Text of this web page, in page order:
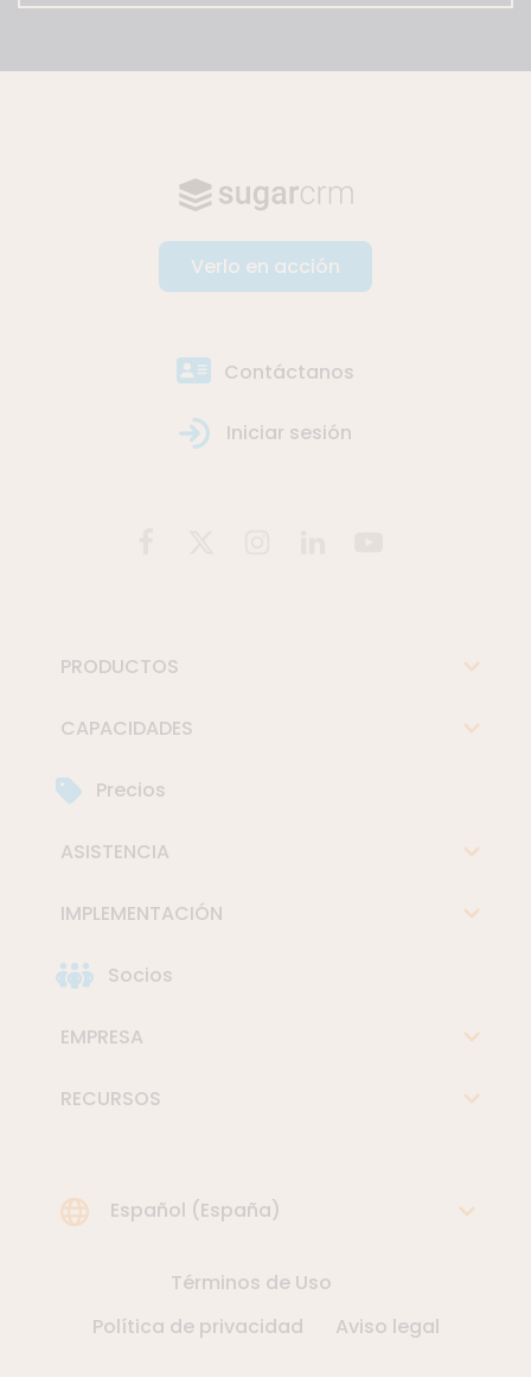
Verlo en acción
Contáctanos
Iniciar sesión
PRODUCTOS
CAPACIDADES
Precios
ASISTENCIA
IMPLEMENTACIÓN
Socios
EMPRESA
RECURSOS
Términos de Uso
Política de privacidad
Aviso legal
Choose Language
Español (España)